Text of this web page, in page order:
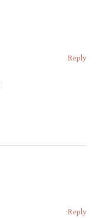
Reply
Reply